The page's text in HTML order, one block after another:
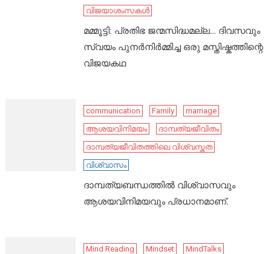
വിജയാശംസകൾ
മമ്മൂട്ടി: പ്രതിഭ ജന്മസിദ്ധമല്ല… ദിവസവും
സ്വയം പുനർനിർമ്മിച്ച ഒരു മസ്തിഷ്കത്തിന്റെ
വിജയകഥ
communication Family
marriage
ആശയവിനിമയം
ദാമ്പത്യജീവിതം
ദാമ്പത്യജീവിതത്തിലെ വിശ്വസ്തത
വിശ്വാസം
ദാമ്പത്യബന്ധത്തിൽ വിശ്വാസവും
ആശയവിനിമയവും പ്രധാനമാണ്.
Mind Reading Mindset
MindTalks